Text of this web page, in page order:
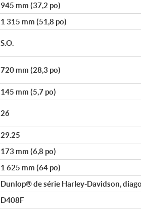
945 mm (37,2 po)
1 315 mm (51,8 po)
S.O.
720 mm (28,3 po)
145 mm (5,7 po)
26
29.25
173 mm (6,8 po)
1 625 mm (64 po)
Dunlop® de série Harley-Davidson,
D408F